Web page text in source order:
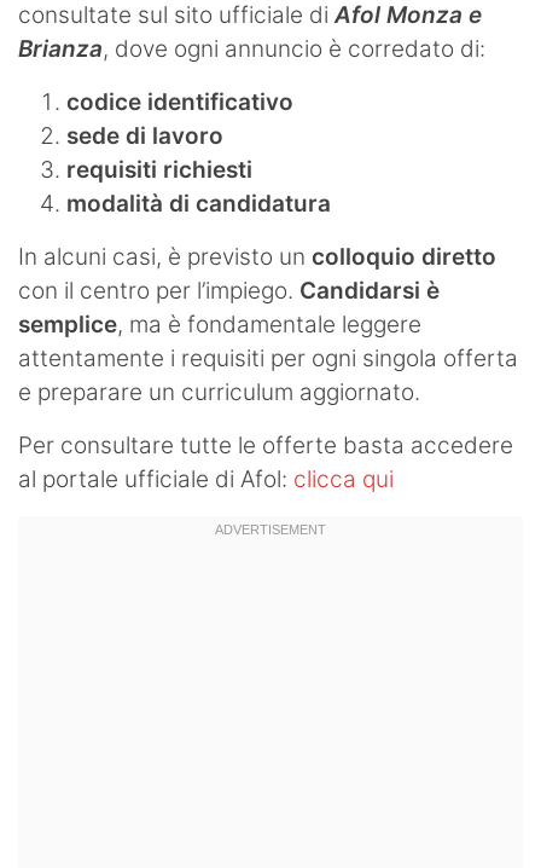
consultate sul sito ufficiale diAfol Monza e
Brianza, dove ogni annuncio è corredato di:
codice identificativo
sede di lavoro
requisiti richiesti
modalità di candidatura
In alcuni casi, è previsto un colloquio diretto
con il centro per l’impiego. Candidarsi è
semplice, ma è fondamentale leggere
attentamente i requisiti per ogni singola offerta
e preparare un curriculum aggiornato.
Per consultare tutte le offerte basta accedere
al portale ufficiale di Afol: clicca qui